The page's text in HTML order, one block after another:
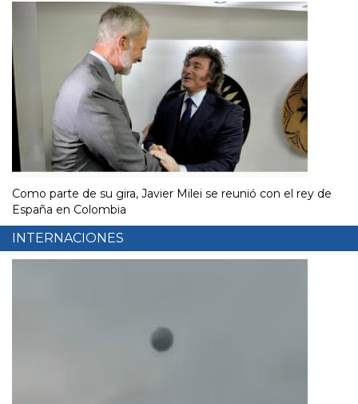
Como parte de su gira, Javier Milei se reunió con el rey de
España en Colombia
INTERNACIONES